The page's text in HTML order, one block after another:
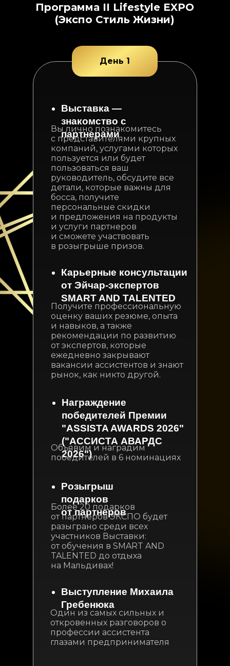
Программа II Lifestyle EXPO
(Экспо Стиль Жизни)
Выступление Михаила
Гребенюка
Один из самых сильных и
откровенных разговоров о
профессии ассистента
глазами предпринимателя
Выставка —
знакомство с
партнерами
Вы лично познакомитесь
с представителями крупных
компаний, услугами которых
пользуется или будет
пользоваться ваш
руководитель, обсудите все
детали, которые важны для
босса, получите
персональные скидки
и предложения на продукты
и услуги партнеров
и сможете участвовать
в розыгрыше призов.
Розыгрыш
подарков
от партнеров
Награждение
победителей Премии
"ASSISTA AWARDS 2026"
("АССИСТА АВАРДС
2026")
Более 20 подарков
от партнеров ЭКСПО будет
разыграно среди всех
участников Выставки:
от обучения в SMART AND
TALENTED до отдыха
на Мальдивах!
Объявим и наградим
победителей в 6 номинациях
Карьерные консультации
от Эйчар-экспертов
SMART AND TALENTED
Получите профессиональную
оценку ваших резюме, опыта
и навыков, а также
рекомендации по развитию
от экспертов, которые
ежедневно закрывают
вакансии ассистентов и знают
рынок, как никто другой.
День 1